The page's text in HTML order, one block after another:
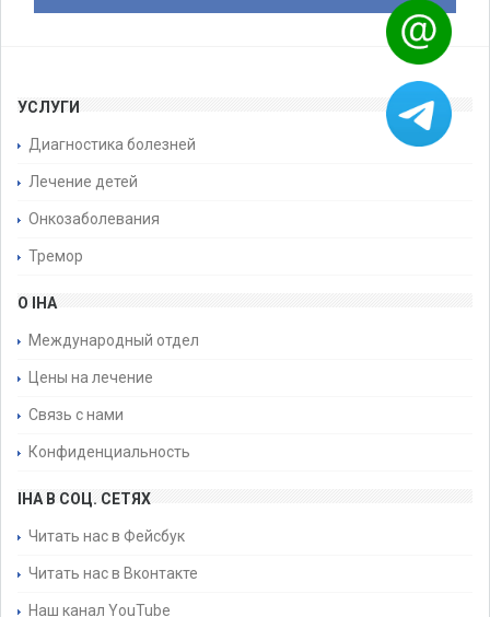
УСЛУГИ
Диагностика болезней
Лечение детей
Онкозаболевания
Тремор
О IHA
Международный отдел
Цены на лечение
Связь с нами
Конфиденциальность
IHA В СОЦ. СЕТЯХ
Читать нас в Фейсбук
Читать нас в Вконтакте
Наш канал YouTube